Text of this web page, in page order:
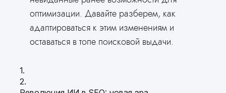
оптимизации. Давайте разберем, как
адаптироваться к этим изменениям и
оставаться в топе поисковой выдачи.
1.
2.